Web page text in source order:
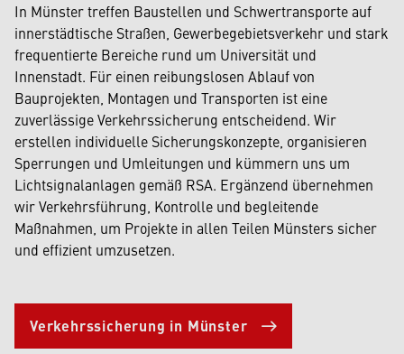
In Münster treffen Baustellen und Schwertransporte auf
innerstädtische Straßen, Gewerbegebietsverkehr und stark
frequentierte Bereiche rund um Universität und
Innenstadt. Für einen reibungslosen Ablauf von
Bauprojekten, Montagen und Transporten ist eine
zuverlässige Verkehrssicherung entscheidend. Wir
erstellen individuelle Sicherungskonzepte, organisieren
Sperrungen und Umleitungen und kümmern uns um
Lichtsignalanlagen gemäß RSA. Ergänzend übernehmen
wir Verkehrsführung, Kontrolle und begleitende
Maßnahmen, um Projekte in allen Teilen Münsters sicher
und effizient umzusetzen.
Verkehrssicherung in Münster